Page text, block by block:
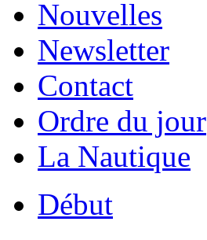
Nouvelles
Newsletter
Contact
Ordre du jour
La Nautique
Début